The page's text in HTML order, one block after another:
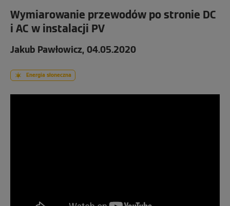
Wymiarowanie przewodów po stronie DC
i AC w instalacji PV
Jakub Pawłowicz, 04.05.2020
Energia słoneczna